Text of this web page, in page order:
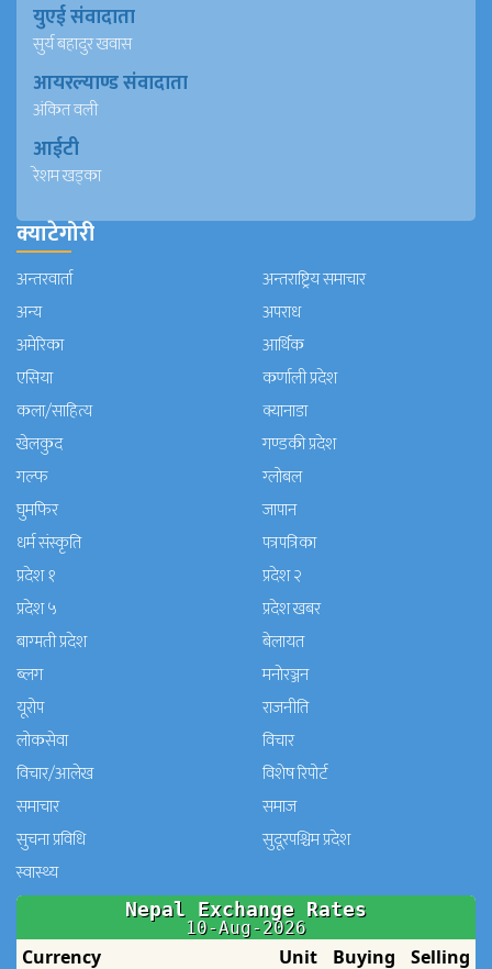
युएई संवादाता
सुर्य बहादुर खवास
आयरल्याण्ड संवादाता
अंकित वली
आईटी
रेशम खड्का
क्याटेगोरी
अन्तरवार्ता
अन्तराष्ट्रिय समाचार
अन्य
अपराध
अमेरिका
आर्थिक
एसिया
कर्णाली प्रदेश
कला/साहित्य
क्यानाडा
खेलकुद
गण्डकी प्रदेश
गल्फ
ग्लोबल
घुमफिर
जापान
धर्म संस्कृति
पत्रपत्रिका
प्रदेश १
प्रदेश २
प्रदेश ५
प्रदेश खबर
बाग्मती प्रदेश
बेलायत
ब्लग
मनाेरञ्जन
यूरोप
राजनीति
लोकसेवा
विचार
विचार/आलेख
विशेष रिपोर्ट
समाचार
समाज
सुचना प्रविधि
सुदूरपश्चिम प्रदेश
स्वास्थ्य